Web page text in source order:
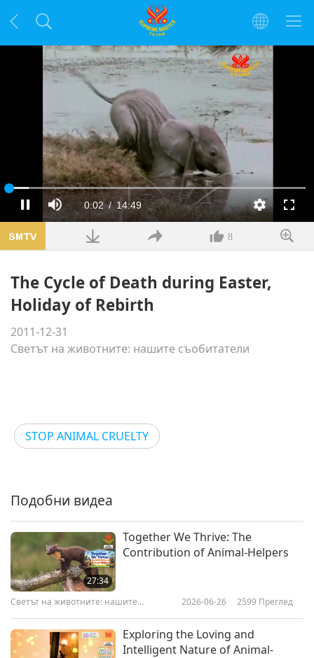
ПаузаБез
звук
Текущо
време
0:02 / Продължителност
14:49
Заредено:
6.80%
КачествоЦял
8
The Cycle of Death during Easter,
Holiday of Rebirth
2011-12-31
Светът на животните: нашите съобитатели
STOP ANIMAL CRUELTY
Подобни видеа
27:34
Together We Thrive: The
Contribution of Animal-Helpers
Светът на животните: нашите
2026-06-26 2599 Преглед
Exploring the Loving and
Intelligent Nature of Animal-